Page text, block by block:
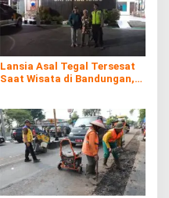
Lansia Asal Tegal Tersesat
Saat Wisata di Bandungan,